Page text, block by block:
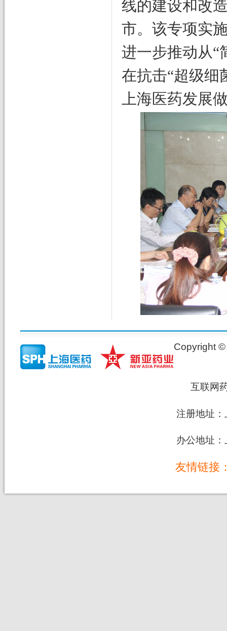
线的建设和改
市。该专项实
进一步推动从“
在抗击“超级细
上海医药发展
Copyright
互联网
注册地址
办公地址
友情链